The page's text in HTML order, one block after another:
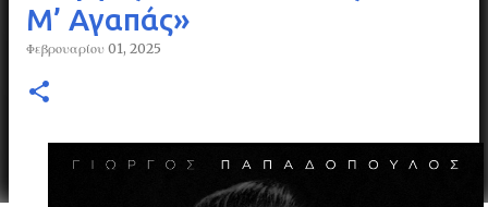
Μ’ Αγαπάς»
Φεβρουαρίου 01, 2025